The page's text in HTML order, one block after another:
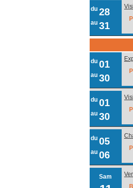
du 28
au 31
du 01
au 30
du 01
au 30
du 05
au 06
Sam